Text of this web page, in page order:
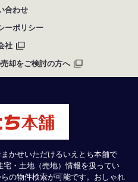
合わせ
ーポリシー
社
却をご検討の方へ
かせいただけるいえとち本舗で
・土地（売地）情報を扱ってい
の物件検索が可能です。おしゃれ